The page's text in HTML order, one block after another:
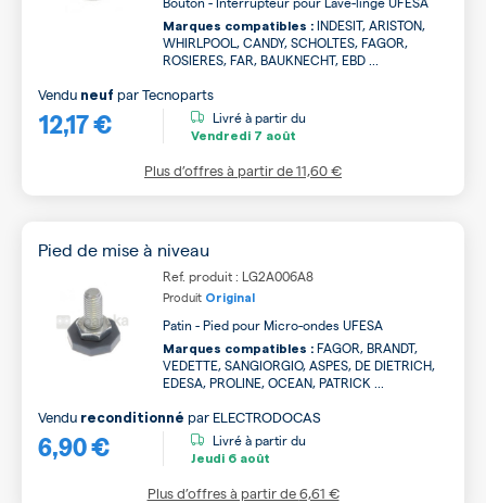
Marques compatibles : INDESIT, ARISTON,
WHIRLPOOL, CANDY, SCHOLTES, FAGOR,
ROSIERES, FAR, BAUKNECHT, EBD ...
12,17 €
Vendu neuf parTecnoparts
Livré à partir du
Vendredi 7 août
Plus d’offres à partir de11,60 €
Pied de mise à niveau
Ref. produit : LG2A006A8
Produit Original
Patin - Pied pour Micro-ondes UFESA
Marques compatibles : FAGOR, BRANDT,
VEDETTE, SANGIORGIO, ASPES, DE DIETRICH,
EDESA, PROLINE, OCEAN, PATRICK ...
6,90 €
Vendu reconditionné par ELECTRODOCAS
Livré à partir du
Jeudi 6 août
Plus d’offres à partir de6,61 €